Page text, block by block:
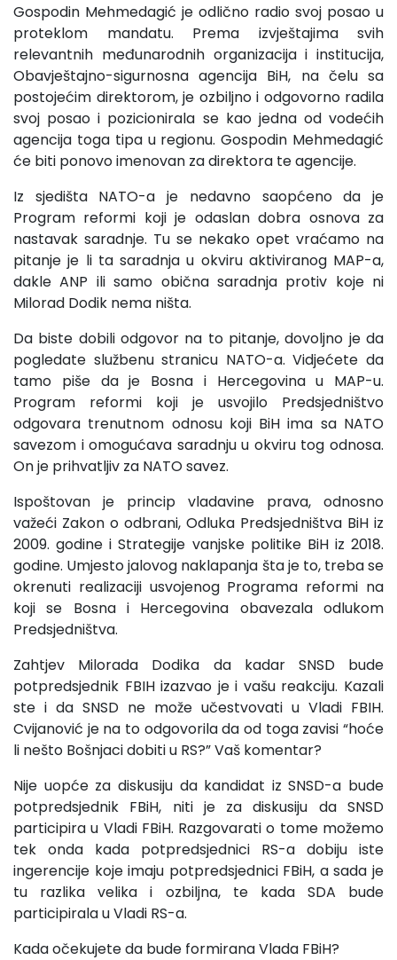
Gospodin Mehmedagić je odlično radio svoj posao u
proteklom mandatu. Prema izvještajima svih
relevantnih međunarodnih organizacija i institucija,
Obavještajno-sigurnosna agencija BiH, na čelu sa
postojećim direktorom, je ozbiljno i odgovorno radila
svoj posao i pozicionirala se kao jedna od vodećih
agencija toga tipa u regionu. Gospodin Mehmedagić
će biti ponovo imenovan za direktora te agencije.
Iz sjedišta NATO-a je nedavno saopćeno da je
Program reformi koji je odaslan dobra osnova za
nastavak saradnje. Tu se nekako opet vraćamo na
pitanje je li ta saradnja u okviru aktiviranog MAP-a,
dakle ANP ili samo obična saradnja protiv koje ni
Milorad Dodik nema ništa.
Da biste dobili odgovor na to pitanje, dovoljno je da
pogledate službenu stranicu NATO-a. Vidjećete da
tamo piše da je Bosna i Hercegovina u MAP-u.
Program reformi koji je usvojilo Predsjedništvo
odgovara trenutnom odnosu koji BiH ima sa NATO
savezom i omogućava saradnju u okviru tog odnosa.
On je prihvatljiv za NATO savez.
Ispoštovan je princip vladavine prava, odnosno
važeći Zakon o odbrani, Odluka Predsjedništva BiH iz
2009. godine i Strategije vanjske politike BiH iz 2018.
godine. Umjesto jalovog naklapanja šta je to, treba se
okrenuti realizaciji usvojenog Programa reformi na
koji se Bosna i Hercegovina obavezala odlukom
Predsjedništva.
Zahtjev Milorada Dodika da kadar SNSD bude
potpredsjednik FBIH izazvao je i vašu reakciju. Kazali
ste i da SNSD ne može učestvovati u Vladi FBIH.
Cvijanović je na to odgovorila da od toga zavisi “hoće
li nešto Bošnjaci dobiti u RS?” Vaš komentar?
Nije uopće za diskusiju da kandidat iz SNSD-a bude
potpredsjednik FBiH, niti je za diskusiju da SNSD
participira u Vladi FBiH. Razgovarati o tome možemo
tek onda kada potpredsjednici RS-a dobiju iste
ingerencije koje imaju potpredsjednici FBiH, a sada je
tu razlika velika i ozbiljna, te kada SDA bude
participirala u Vladi RS-a.
Kada očekujete da bude formirana Vlada FBiH?